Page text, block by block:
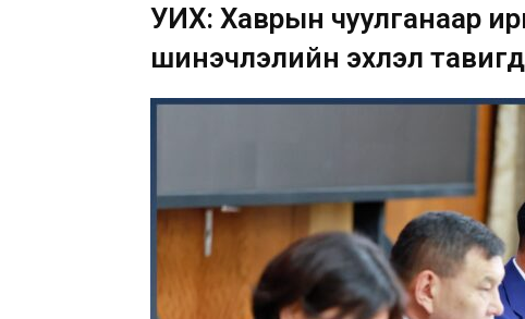
УИХ: Хаврын чуулганаар
шинэчлэлийн эхлэл